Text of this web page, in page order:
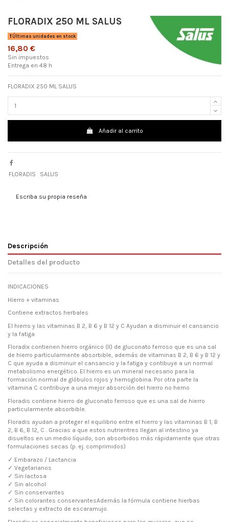
FLORADIX 250 ML SALUS
Últimas unidades en stock
16,80 €
Sin impuestos
Entrega en 48 h
FLORADIX 250 ML SALUS
Añadir al carrito
FLORADIS SALUS
Escriba su propia reseña
Descripción
Detalles del producto
INDICACIONES
Hierro + vitaminas
Contiene extractos herbales
El hierro y las vitaminas B 2, B 6 y B 12 y C Ayudan a disminuir el cansancio
y la fatiga
Floradix contienen hierro orgánico (II) de gluconato ferroso que es una sal
de hierro particularmente absorbible, además de vitaminas B 2, B 6 y B 12 y
C que ayuda a disminuir el cansancio y la fatiga y contibuye a un normal
metabolismo energético. El hierro es un mineral necesario para la
formación normal de glóbulos rojos y hemoglobina. Por otra parte la
vitamina C contribuye a una mejor absorción del hierro no hemo
Floradis contiene hierro de gluconato ferroso que es una sal de hierro
particularmente absorbible.
Floradis ayudan a proteger el equilibrio entre el hierro y las vitaminas B 1, B
2, B 6, B 12, C . Gracias a que estos nutrientres llegan al intestino ya
disueltos en un medio líquido, son absorbidos más rápidamente que otras
formulaciones secas (p. ej. comprimidos)
✓ Embarazo / Lactancia
✓ Vegetarianos
✓ Sin lactosa
✓ Sin alcohol
✓ Sin conservantes
✓ Sin colorantes conservantesAdemás la fórmula contiene hierbas
selectas y extracto de escaramujo.